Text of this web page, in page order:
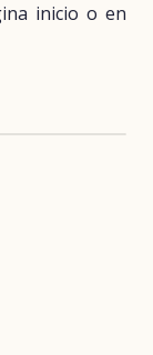
inicio o en